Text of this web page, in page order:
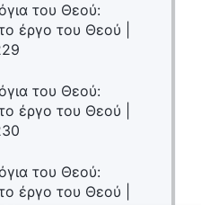
του Θεού:
έργο του Θεού |
του Θεού:
έργο του Θεού |
του Θεού:
έργο του Θεού |